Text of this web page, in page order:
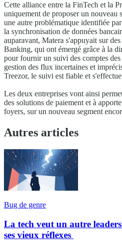
Cette alliance entre la FinTech et la
uniquement de proposer un nouveau
une autre problématique identifiée
la synchronisation de données
auparavant, Matera s'appuyait sur
Banking, qui ont émergé grâce à la
pour fournir un suivi des comptes
gestion des flux incertaines et
Treezor, le suivi est fiable et
Les deux entreprises vont ainsi
des solutions de paiement et à
foyers, sur un nouveau segment
Autres articles
Bug de genre
La tech veut un autre
ses vieux réflexes